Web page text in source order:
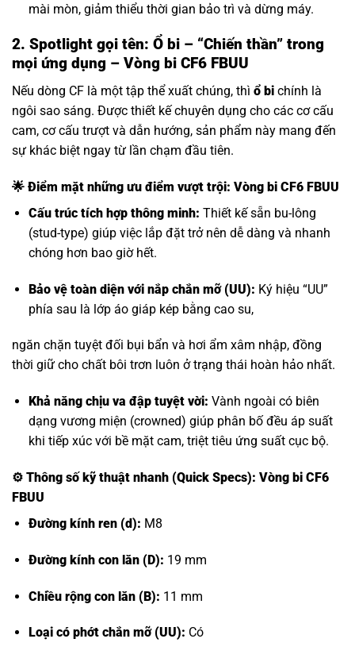
mài mòn, giảm thiểu thời gian bảo trì và dừng máy.
2. Spotlight gọi tên: Ổ bi – “Chiến thần” trong
mọi ứng dụng – Vòng bi CF6 FBUU
Nếu dòng CF là một tập thể xuất chúng, thì ổ bi chính là
ngôi sao sáng. Được thiết kế chuyên dụng cho các cơ cấu
cam, cơ cấu trượt và dẫn hướng, sản phẩm này mang đến
sự khác biệt ngay từ lần chạm đầu tiên.
🌟 Điểm mặt những ưu điểm vượt trội: Vòng bi CF6 FBUU
Cấu trúc tích hợp thông minh: Thiết kế sẵn bu-lông
(stud-type) giúp việc lắp đặt trở nên dễ dàng và nhanh
chóng hơn bao giờ hết.
Bảo vệ toàn diện với nắp chắn mỡ (UU): Ký hiệu “UU”
phía sau là lớp áo giáp kép bằng cao su,
ngăn chặn tuyệt đối bụi bẩn và hơi ẩm xâm nhập, đồng
thời giữ cho chất bôi trơn luôn ở trạng thái hoàn hảo nhất.
Khả năng chịu va đập tuyệt vời: Vành ngoài có biên
dạng vương miện (crowned) giúp phân bố đều áp suất
khi tiếp xúc với bề mặt cam, triệt tiêu ứng suất cục bộ.
⚙️ Thông số kỹ thuật nhanh (Quick Specs): Vòng bi CF6
FBUU
Đường kính ren (d): M8
Đường kính con lăn (D): 19 mm
Chiều rộng con lăn (B): 11 mm
Loại có phớt chắn mỡ (UU): Có